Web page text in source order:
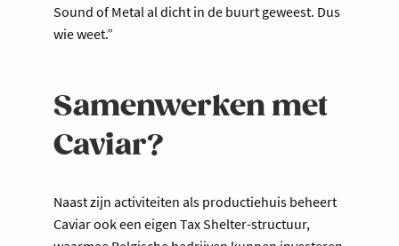
Sound of Metal al dicht in de buurt geweest. Dus
wie weet.”
Samenwerken met
Caviar?
Naast zijn activiteiten als productiehuis beheert
Caviar ook een eigen Tax Shelter-structuur,